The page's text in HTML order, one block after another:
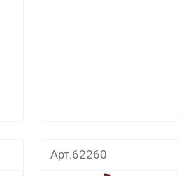
Арт.62260